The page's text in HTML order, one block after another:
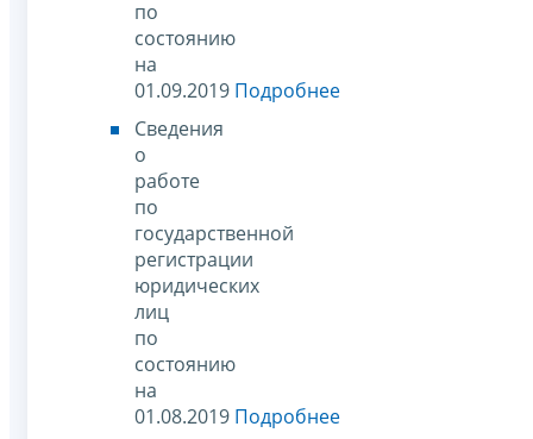
по
состоянию
на
01.09.2019 Подробнее
Сведения
о
работе
по
государственной
регистрации
юридических
лиц
по
состоянию
на
01.08.2019 Подробнее